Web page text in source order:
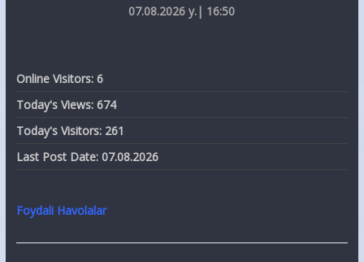
07.08.2026 y.| 16:50
Online Visitors: 6
Today's Views: 674
Today's Visitors: 261
Last Post Date: 07.08.2026
Foydali Havolalar